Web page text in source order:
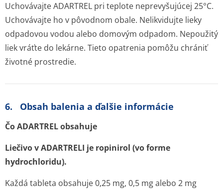
Uchovávajte ADARTREL pri teplote neprevyšujúcej 25°C.
Uchovávajte ho v pôvodnom obale. Nelikvidujte lieky
odpadovou vodou alebo domovým odpadom. Nepoužitý
liek vráťte do lekárne. Tieto opatrenia pomôžu chrániť
životné prostredie.
6. Obsah balenia a ďalšie informácie
Čo ADARTREL obsahuje
Liečivo v ADARTRELI je ropinirol (vo forme
hydrochloridu).
Každá tableta obsahuje 0,25 mg, 0,5 mg alebo 2 mg